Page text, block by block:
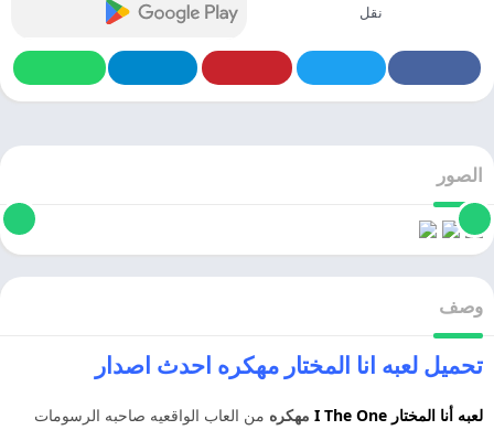
نقل
الصور
وصف
تحميل لعبه انا المختار مهكره احدث اصدار
لعبه أنا المختار I The One مهكره من العاب الواقعيه صاحبه الرسومات